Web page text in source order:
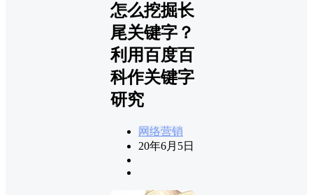
怎么挖掘长
尾关键字？
利用百度百
科作关键字
研究
网络营销
20年6月5日